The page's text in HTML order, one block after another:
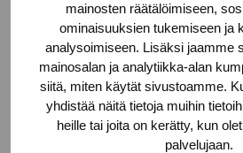
mainosten räätälöimiseen,
ominaisuuksien tukemiseen ja
analysoimiseen. Lisäksi jaamme
mainosalan ja analytiikka-alan
siitä, miten käytät sivustoamme.
yhdistää näitä tietoja muihin
heille tai joita on kerätty, kun
palvelujaan.
Pro Artibus
Gustav Wasas gata 11
10600 Ekenäs
proartibus@proartibus.fi